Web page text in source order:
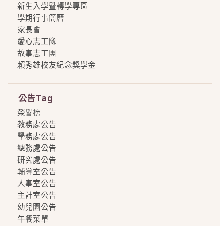
新生入學暨轉學專區
學期行事簡曆
家長會
愛心志工隊
故事志工團
賴秀雄校友紀念獎學金
公告Tag
榮譽榜
教務處公告
學務處公告
總務處公告
研究處公告
輔導室公告
人事室公告
主計室公告
幼兒園公告
午餐菜單